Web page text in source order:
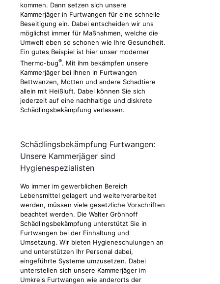
kommen. Dann setzen sich unsere
Kammerjäger in Furtwangen für eine schnelle
Beseitigung ein. Dabei entscheiden wir uns
möglichst immer für Maßnahmen, welche die
Umwelt eben so schonen wie Ihre Gesundheit.
Ein gutes Beispiel ist hier unser moderner
Thermo-bug®. Mit ihm bekämpfen unsere
Kammerjäger bei Ihnen in Furtwangen
Bettwanzen, Motten und andere Schadtiere
allein mit Heißluft. Dabei können Sie sich
jederzeit auf eine nachhaltige und diskrete
Schädlingsbekämpfung verlassen.
Schädlingsbekämpfung Furtwangen:
Unsere Kammerjäger sind
Hygienespezialisten
Wo immer im gewerblichen Bereich
Lebensmittel gelagert und weiterverarbeitet
werden, müssen viele gesetzliche Vorschriften
beachtet werden. Die Walter Grönhoff
Schädlingsbekämpfung unterstützt Sie in
Furtwangen bei der Einhaltung und
Umsetzung. Wir bieten Hygieneschulungen an
und unterstützen Ihr Personal dabei,
eingeführte Systeme umzusetzen. Dabei
unterstellen sich unsere Kammerjäger im
Umkreis Furtwangen wie anderorts der